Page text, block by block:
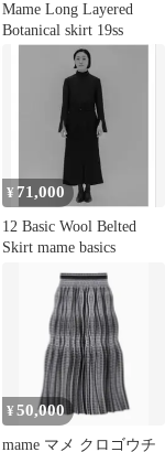
Mame Long Layered
Botanical skirt 19ss
¥ 71,000
12 Basic Wool Belted
Skirt mame basics
¥50,000
mame マメ クロゴウチ